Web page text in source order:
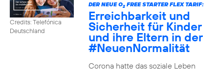
Credits: Telefónica
Deutschland
DER NEUE O2FREE STARTER FLEX TARIF:
Erreichbarkeit und
Sicherheit für Kinder
und ihre Eltern in der
#NeuenNormalität
Corona hatte das soziale Leben